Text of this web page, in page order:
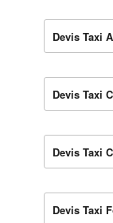
Devis Taxi
Devis Taxi
Devis Taxi
Devis Taxi